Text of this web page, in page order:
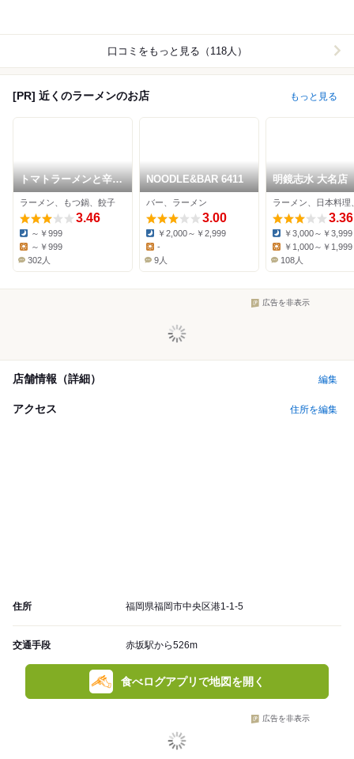
口コミをもっと見る（118人）
[PR] 近くのラーメンのお店 もっと見る
トマトラーメンと辛め
ん 三味 天神大名店
ラーメン、もつ鍋、餃子
3.46
～￥999
～￥999
302人
NOODLE&BAR 6411
バー、ラーメン
3.00
Dinner:
￥2,000～￥2,999
-
9人
明鏡志水 大名店
3.36
Dinner:
￥3,000～￥3,999
￥1,000～￥1,999
108人
広告を非表示
店舗情報（詳細） 編集
アクセス 住所を編集
住所 福岡県福岡市中央区港1-1-5
交通手段 赤坂駅から526m
食べログアプリで地図を開く
広告を非表示